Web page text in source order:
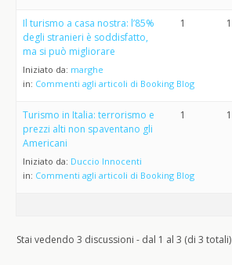
Il turismo a casa nostra: l’85%
degli stranieri è soddisfatto,
ma si può migliorare
Iniziato da: marghe
in: Commenti agli articoli di Booking Blog
1 1
Turismo in Italia: terrorismo e
prezzi alti non spaventano gli
Americani
Iniziato da: Duccio Innocenti
in: Commenti agli articoli di Booking Blog
1 1
Stai vedendo 3 discussioni - dal 1 al 3 (di 3 totali)